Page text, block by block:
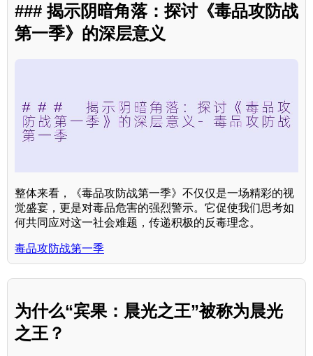
### 揭示阴暗角落：探讨《毒品攻防战
第一季》的深层意义
整体来看，《毒品攻防战第一季》不仅仅是一场精彩的视
觉盛宴，更是对毒品危害的强烈警示。它促使我们思考如
何共同应对这一社会难题，传递积极的反毒理念。
毒品攻防战第一季
为什么“宾果：晨光之王”被称为晨光
之王？